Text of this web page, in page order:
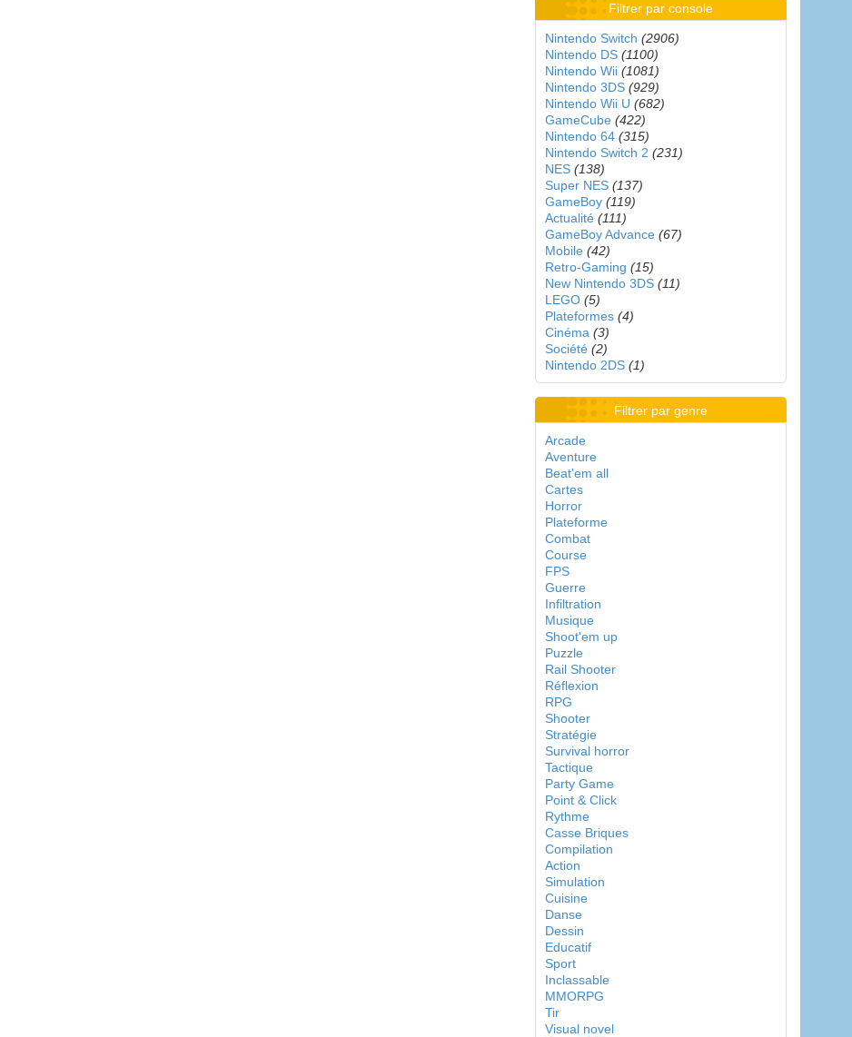
Filtrer par console
Nintendo Switch (2906)
Nintendo DS (1100)
Nintendo Wii (1081)
Nintendo 3DS (929)
Nintendo Wii U (682)
GameCube (422)
Nintendo 64 (315)
Nintendo Switch 2 (231)
NES (138)
Super NES (137)
GameBoy (119)
Actualité (111)
GameBoy Advance (67)
Mobile (42)
Retro-Gaming (15)
New Nintendo 3DS (11)
LEGO (5)
Plateformes (4)
Cinéma (3)
Société (2)
Nintendo 2DS (1)
Filtrer par genre
Arcade
Aventure
Beat'em all
Cartes
Horror
Plateforme
Combat
Course
FPS
Guerre
Infiltration
Musique
Shoot'em up
Puzzle
Rail Shooter
Réflexion
RPG
Shooter
Stratégie
Survival horror
Tactique
Party Game
Point & Click
Rythme
Casse Briques
Compilation
Action
Simulation
Cuisine
Danse
Dessin
Educatif
Sport
Inclassable
MMORPG
Tir
Visual novel